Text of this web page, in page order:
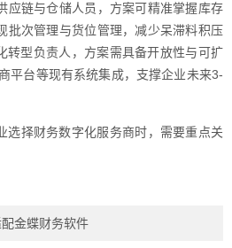
应链与仓储人员，方案可精准掌握库存
批次管理与货位管理，减少呆滞料积压
转型负责人，方案需具备开放性与可扩
平台等现有系统集成，支撑企业未来3-
选择财务数字化服务商时，需要重点关
金蝶财务软件